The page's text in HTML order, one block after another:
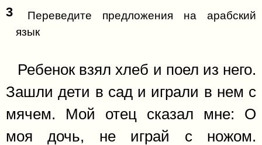
3
Переведите предложения на арабский
язык
Ребенок взял хлеб и поел из него.
Зашли дети в сад и играли в нем с
мячем. Мой отец сказал мне: О
моя дочь, не играй с ножом.